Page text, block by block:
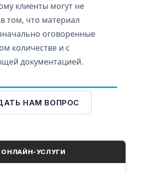
клиенты могут не
том, что материал
оговоренные
количестве и с
документацией.
НАМ ВОПРОС
ОНЛАЙН-УСЛУГИ